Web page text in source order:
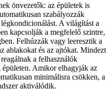
önvezetők: az épületek is
szabályozzák
A világítást a
kapcsolják a megfelelő szintre,
Felhúzzák vagy leeresztik a
ablakokat és az ajtókat. Mindezt
a felhasználók
Amikor elhagyják az
minimálisra csökken, a
aktiválódik.